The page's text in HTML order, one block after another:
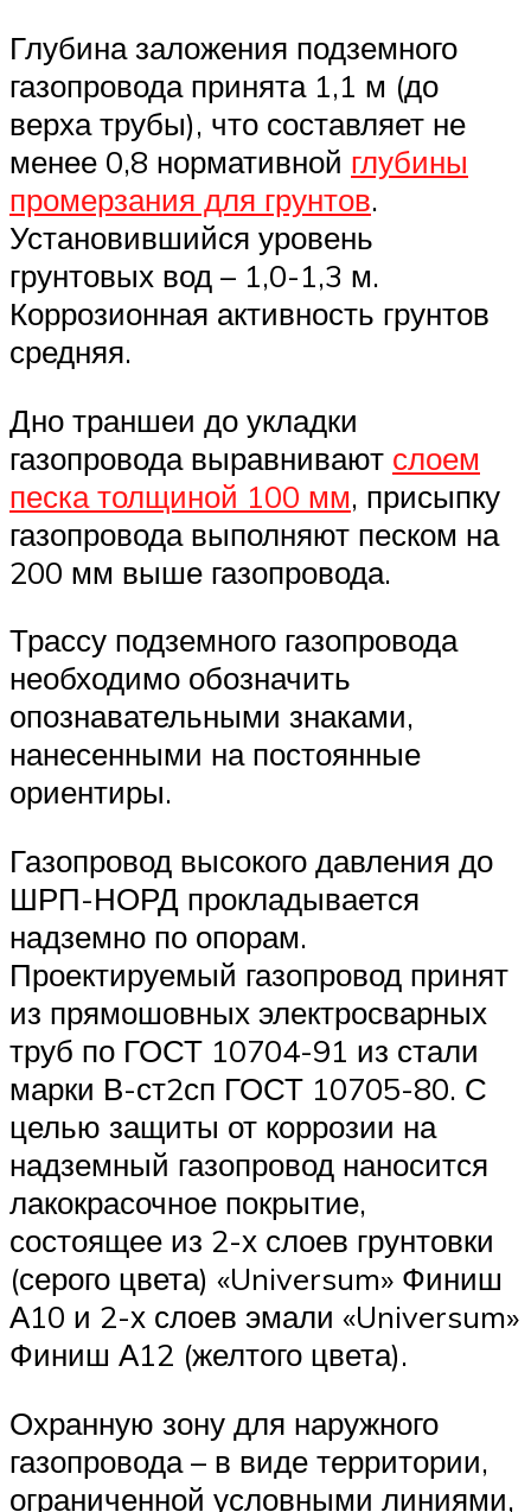
Глубина заложения подземного
газопровода принята 1,1 м (до
верха трубы), что составляет не
менее 0,8 нормативной глубины
промерзания для грунтов.
Установившийся уровень
грунтовых вод – 1,0-1,3 м.
Коррозионная активность грунтов
средняя.
Дно траншеи до укладки
газопровода выравнивают слоем
песка толщиной 100 мм, присыпку
газопровода выполняют песком на
200 мм выше газопровода.
Трассу подземного газопровода
необходимо обозначить
опознавательными знаками,
нанесенными на постоянные
ориентиры.
Газопровод высокого давления до
ШРП-НОРД прокладывается
надземно по опорам.
Проектируемый газопровод принят
из прямошовных электросварных
труб по ГОСТ 10704-91 из стали
марки В-ст2сп ГОСТ 10705-80. С
целью защиты от коррозии на
надземный газопровод наносится
лакокрасочное покрытие,
состоящее из 2-х слоев грунтовки
(серого цвета) «Universum» Финиш
А10 и 2-х слоев эмали «Universum»
Финиш А12 (желтого цвета).
Охранную зону для наружного
газопровода – в виде территории,
ограниченной условными линиями,